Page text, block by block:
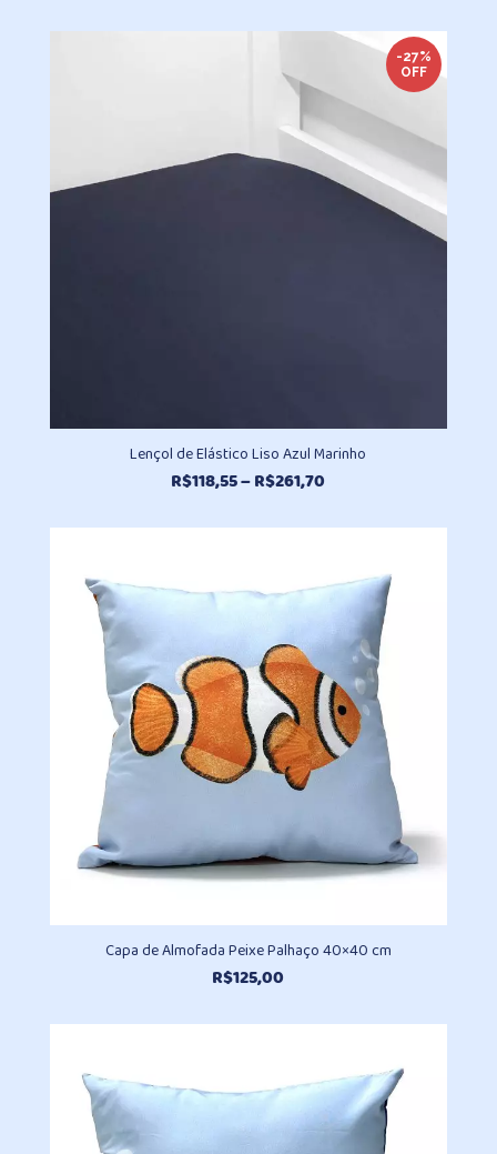
-27%
OFF
Lençol de Elástico Liso Azul Marinho
R$118,55–R$261,70
preço:
através
R$261,70
Capa de Almofada Peixe Palhaço 40×40 cm
R$125,00